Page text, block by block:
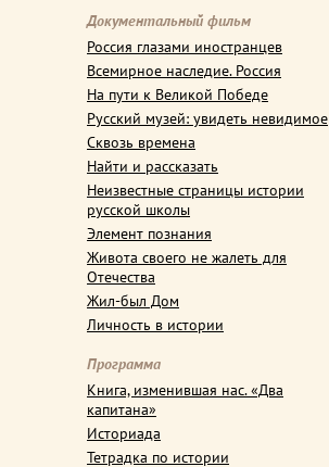
Документальный фильм
Россия глазами иностранцев
Всемирное наследие. Россия
На пути к Великой Победе
Русский музей: увидеть невидимое
Сквозь времена
Найти и рассказать
Неизвестные страницы истории
русской школы
Элемент познания
Живота своего не жалеть для
Отечества
Жил-был Дом
Личность в истории
Программа
Книга, изменившая нас. «Два
капитана»
Историада
Тетрадка по истории